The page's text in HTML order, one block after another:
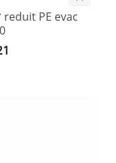
reduit PE evac